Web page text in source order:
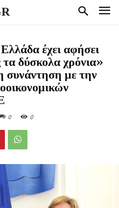
έχει αφήσει
τα δύσκολα χρόνια»
συνάντηση με την
0 0